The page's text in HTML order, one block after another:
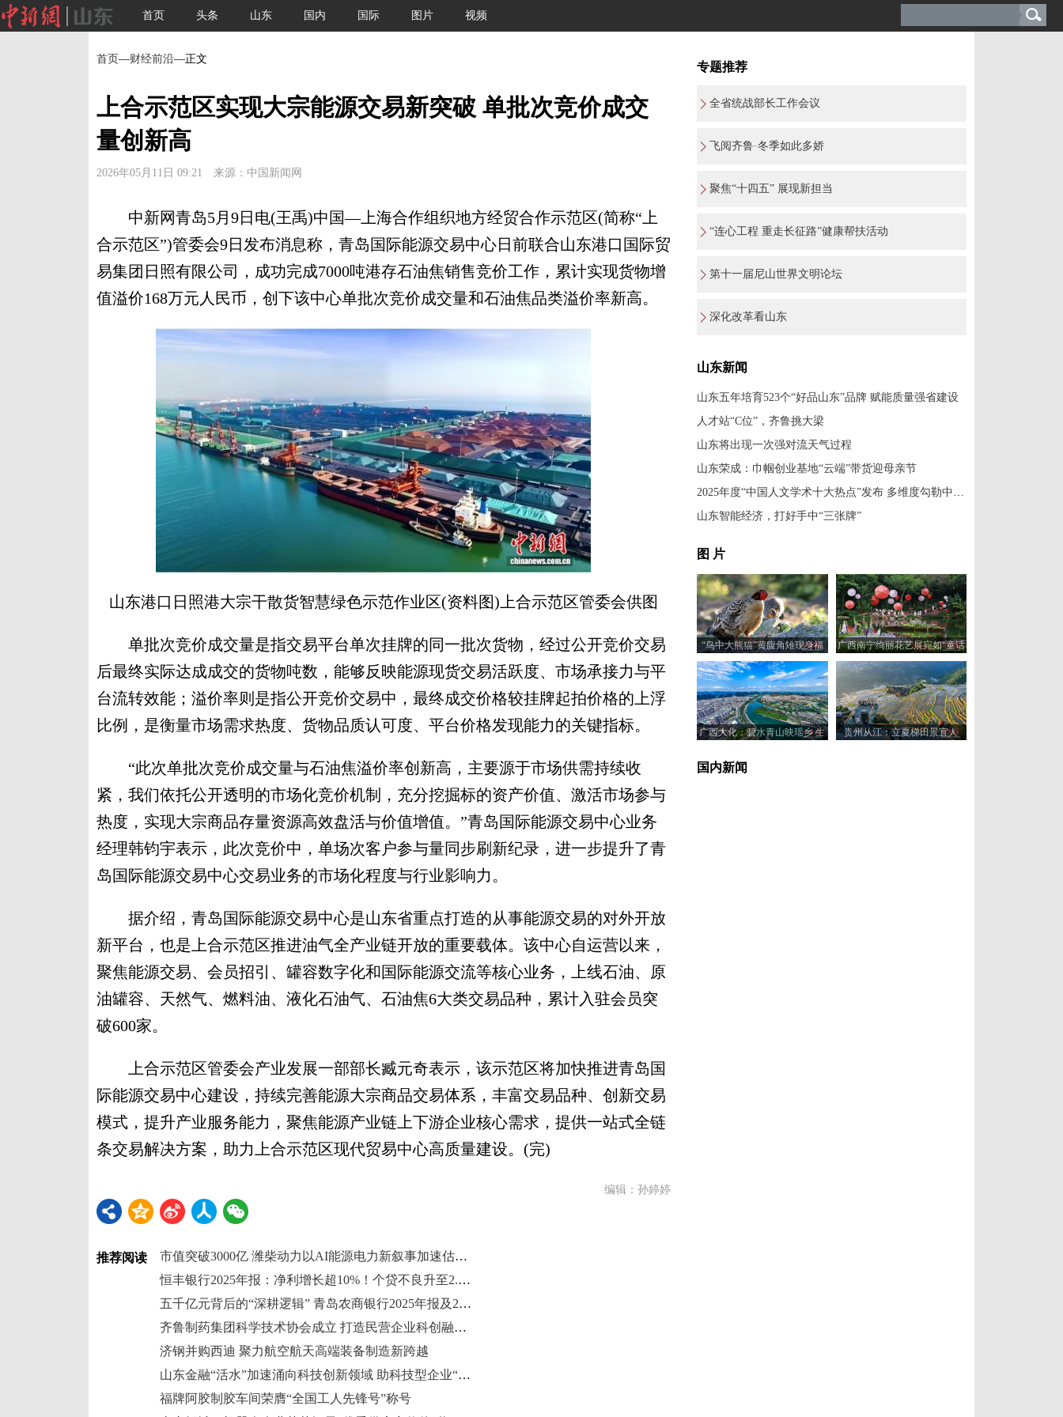
首页 头条 山东 国内 国际 图片 视频
首页—财经前沿—正文
上合示范区实现大宗能源交易新突破 单批次竞价成交
量创新高
2026年05月11日 09:21 来源：中国新闻网
中新网青岛5月9日电(王禹)中国—上海合作组织地方经贸合作示范区(简称“上
合示范区”)管委会9日发布消息称，青岛国际能源交易中心日前联合山东港口国际贸
易集团日照有限公司，成功完成7000吨港存石油焦销售竞价工作，累计实现货物增
值溢价168万元人民币，创下该中心单批次竞价成交量和石油焦品类溢价率新高。
山东港口日照港大宗干散货智慧绿色示范作业区(资料图)上合示范区管委会供图
单批次竞价成交量是指交易平台单次挂牌的同一批次货物，经过公开竞价交易
后最终实际达成成交的货物吨数，能够反映能源现货交易活跃度、市场承接力与平
台流转效能；溢价率则是指公开竞价交易中，最终成交价格较挂牌起拍价格的上浮
比例，是衡量市场需求热度、货物品质认可度、平台价格发现能力的关键指标。
“此次单批次竞价成交量与石油焦溢价率创新高，主要源于市场供需持续收
紧，我们依托公开透明的市场化竞价机制，充分挖掘标的资产价值、激活市场参与
热度，实现大宗商品存量资源高效盘活与价值增值。”青岛国际能源交易中心业务
经理韩钧宇表示，此次竞价中，单场次客户参与量同步刷新纪录，进一步提升了青
岛国际能源交易中心交易业务的市场化程度与行业影响力。
据介绍，青岛国际能源交易中心是山东省重点打造的从事能源交易的对外开放
新平台，也是上合示范区推进油气全产业链开放的重要载体。该中心自运营以来，
聚焦能源交易、会员招引、罐容数字化和国际能源交流等核心业务，上线石油、原
油罐容、天然气、燃料油、液化石油气、石油焦6大类交易品种，累计入驻会员突
破600家。
上合示范区管委会产业发展一部部长臧元奇表示，该示范区将加快推进青岛国
际能源交易中心建设，持续完善能源大宗商品交易体系，丰富交易品种、创新交易
模式，提升产业服务能力，聚焦能源产业链上下游企业核心需求，提供一站式全链
条交易解决方案，助力上合示范区现代贸易中心高质量建设。(完)
编辑：孙婷婷
推荐阅读
市值突破3000亿 潍柴动力以AI能源电力新叙事加速估值跃迁
恒丰银行2025年报：净利增长超10%！个贷不良升至2.43%
五千亿元背后的“深耕逻辑” 青岛农商银行2025年报及2026年一季报观察
齐鲁制药集团科学技术协会成立 打造民营企业科创融合新篇章
济钢并购西迪 聚力航空航天高端装备制造新跨越
山东金融“活水”加速涌向科技创新领域 助科技型企业“轻装上阵”
福牌阿胶制胶车间荣膺“全国工人先锋号”称号
专题推荐
全省统战部长工作会议
飞阅齐鲁·冬季如此多娇
聚焦“十四五” 展现新担当
“连心工程 重走长征路”健康帮扶活动
第十一届尼山世界文明论坛
深化改革看山东
山东新闻
山东五年培育523个“好品山东”品牌 赋能质量强省建设
人才站“C位”，齐鲁挑大梁
山东将出现一次强对流天气过程
山东荣成：巾帼创业基地“云端”带货迎母亲节
2025年度“中国人文学术十大热点”发布 多维度勾勒中国人文学术图景
山东智能经济，打好手中“三张牌”
图 片
“鸟中大熊猫”黄腹角雉现身福
建建瓯
广西南宁绚丽花艺展宛如“童话
世界”
广西大化：碧水青山映瑶乡 生
贵州从江：立夏梯田景宜人
国内新闻